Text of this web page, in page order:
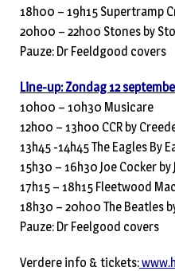
18h00 – 19h15 Supertramp
20h00 – 22h00 Stones by
Pauze: Dr Feeldgood covers
Line-up: Zondag 12
10h00 – 10h30 Musicare
12h00 – 13h00 CCR by
13h45 -14h45 The Eagles By
15h30 – 16h30 Joe Cocker
17h15 – 18h15 Fleetwood
18h30 – 20h00 The Beatles
Pauze: Dr Feelgood covers
Verdere info & tickets: